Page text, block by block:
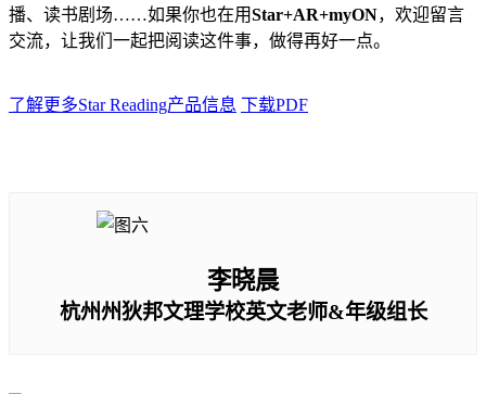
播、读书剧场……如果你也在用Star+AR+myON，欢迎留言
交流，让我们一起把阅读这件事，做得再好一点。
了解更多Star Reading产品信息 下载PDF
李晓晨
杭州州狄邦文理学校英文老师&年级组长